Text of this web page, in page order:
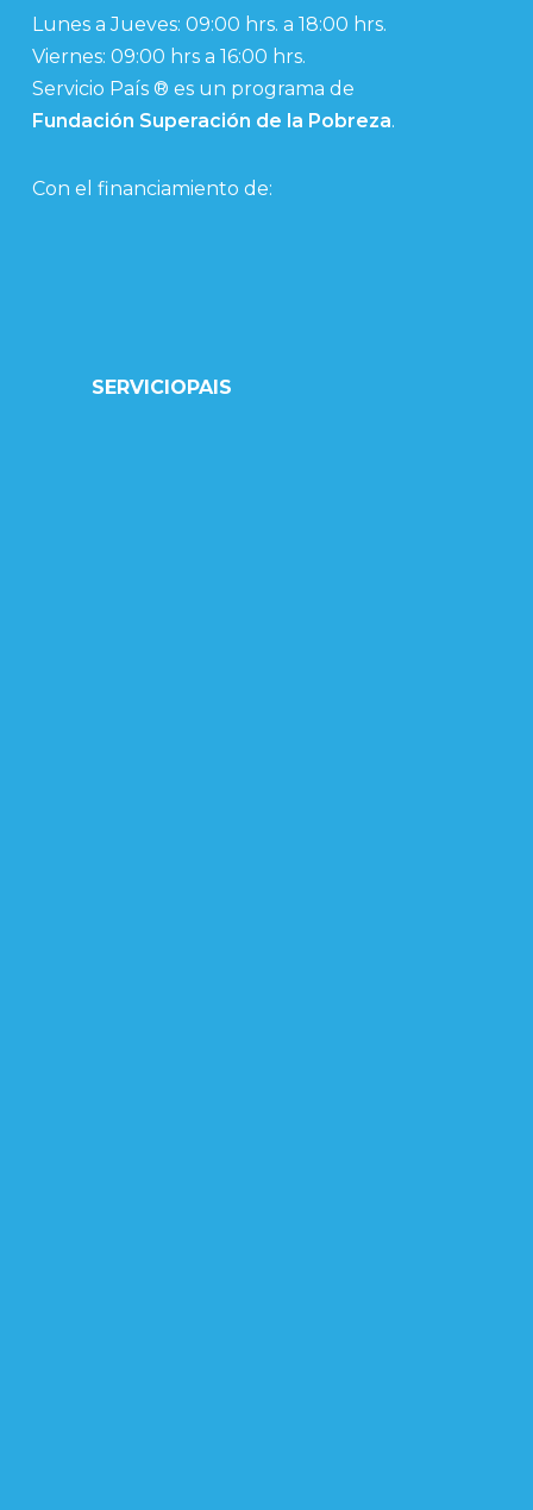
Lunes a Jueves: 09:00 hrs. a 18:00 hrs.
Viernes: 09:00 hrs a 16:00 hrs.
Servicio País ® es un programa de
Fundación Superación de la Pobreza.
Con el financiamiento de:
SERVICIOPAIS